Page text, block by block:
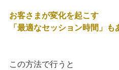
お客さまが変化を起こす
「最適なセッション時間」も
この方法で行うと